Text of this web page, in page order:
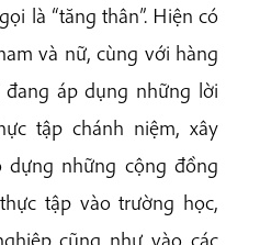
là “tăng thân”. Hiện có
và nữ, cùng với hàng
áp dụng những lời
tập chánh niệm, xây
những cộng đồng
tập vào trường học,
cũng như vào các